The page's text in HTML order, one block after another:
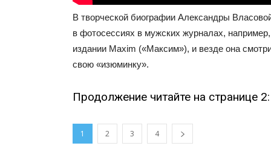
В творческой биографии Александры
в фотосессиях в мужских журналах,
издании Maxim («Максим»), и везде она
свою «изюминку».
Продолжение читайте на странице 2:
1 2 3 4